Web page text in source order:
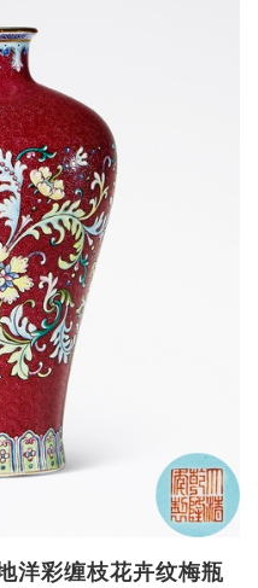
洋彩缠枝花卉纹梅瓶